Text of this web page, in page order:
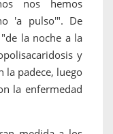
nos hemos
'a pulso'". De
la noche a la
y
la padece, luego
la enfermedad